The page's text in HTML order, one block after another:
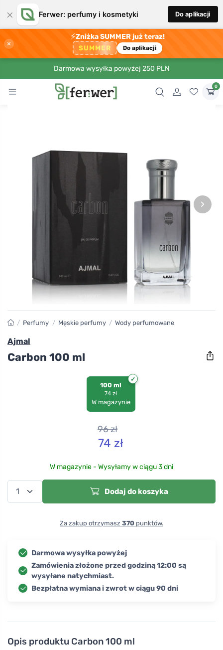
× Ferwer: perfumy i kosmetyki Do aplikacji
×
⚡Zniżka SUMMER już teraz!
SUMMER Do aplikacji
Darmowa wysyłka powyżej 250 PLN
0
›
Opis produktu Carbon 100 ml
/ Perfumy / Męskie perfumy / Wody perfumowane
Ajmal
Carbon 100 ml
100 ml
74 zł
W magazynie
96zł
74 zł
W magazynie - Wysyłamy w ciągu 3 dni
Dodaj do koszyka
Za zakup otrzymasz 370 punktów.
Darmowa wysyłka powyżej
Zamówienia złożone przed godziną 12:00 są
wysyłane natychmiast.
Bezpłatna wymiana i zwrot w ciągu 90 dni